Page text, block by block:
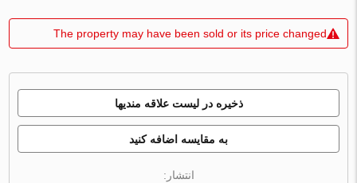
The property may have been sold or its price changed
ذخیره در لیست علاقه مندیها
به مقایسه اضافه کنید
انتشار: